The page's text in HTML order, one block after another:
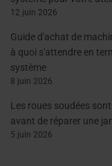
12 juin 2026
Guide d'achat de
à quoi s'attendre en
système
8 juin 2026
Les roues soudées
avant de réparer une
5 juin 2026